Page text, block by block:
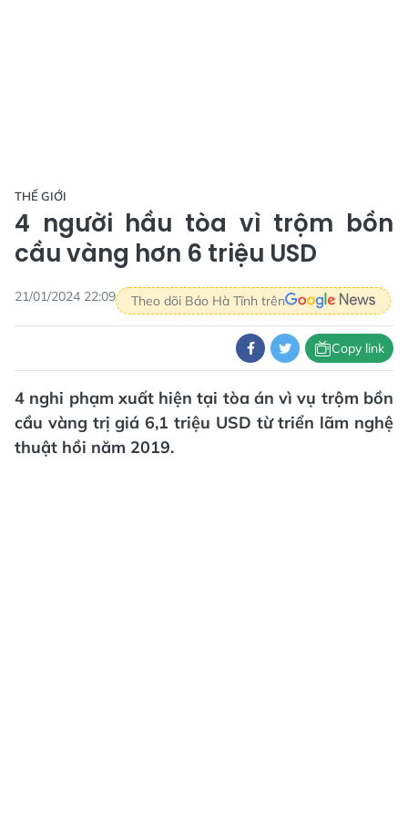
THẾ GIỚI
4 người hầu tòa vì trộm bồn
cầu vàng hơn 6 triệu USD
21/01/2024 22:09 Theo dõi Báo Hà Tĩnh trên
Copy link
4 nghi phạm xuất hiện tại tòa án vì vụ trộm bồn
cầu vàng trị giá 6,1 triệu USD từ triển lãm nghệ
thuật hồi năm 2019.